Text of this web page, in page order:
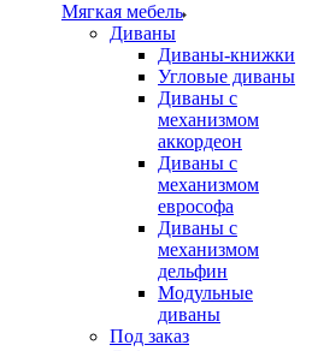
Мягкая мебель
Диваны
Диваны-книжки
Угловые диваны
Диваны с
механизмом
аккордеон
Диваны с
механизмом
еврософа
Диваны с
механизмом
дельфин
Модульные
диваны
Под заказ